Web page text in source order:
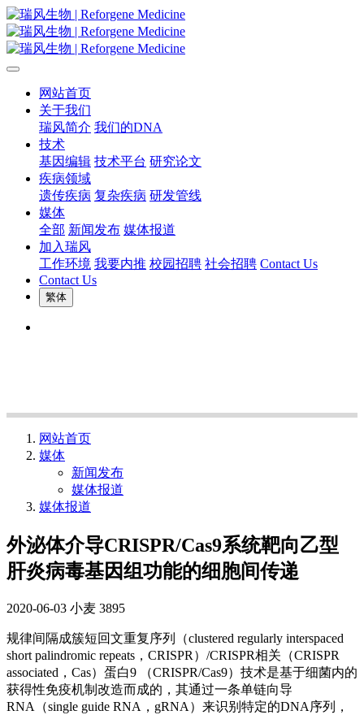
网站首页
关于我们
瑞风简介 我们的DNA
技术
基因编辑 技术平台 研究论文
疾病领域
遗传疾病 复杂疾病 研发管线
媒体
全部 新闻发布 媒体报道
加入瑞风
工作环境 我要内推 校园招聘 社会招聘 Contact Us
Contact Us
繁体
网站首页
媒体
新闻发布
媒体报道
媒体报道
外泌体介导CRISPR/Cas9系统靶向乙型
肝炎病毒基因组功能的细胞间传递
2020-06-03 小麦 3895
规律间隔成簇短回文重复序列（clustered regularly interspaced
short palindromic repeats，CRISPR）/CRISPR相关（CRISPR
associated，Cas）蛋白9 （CRISPR/Cas9）技术是基于细菌内的
获得性免疫机制改造而成的，其通过一条单链向导
RNA（single guide RNA，gRNA）来识别特定的DNA序列，